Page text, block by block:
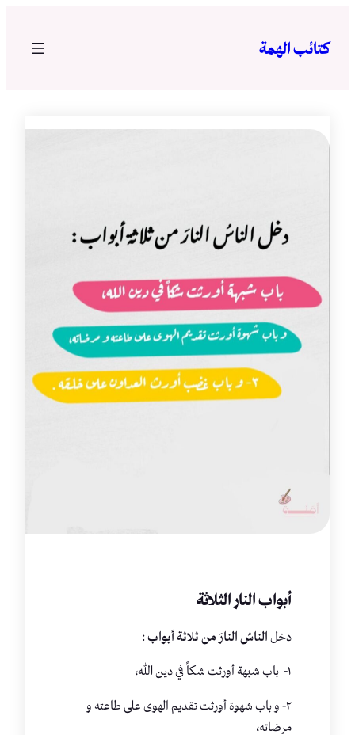
المحتوى
كتائب الهمة
أبواب النار الثلاثة
دخل الناسُ النارَ من ثلاثة أبواب:
١- باب شبهة أورثت شكاً في دين الله،
٢- و باب شهوة أورثت تقديم الهوى على طاعته و
مرضاته،